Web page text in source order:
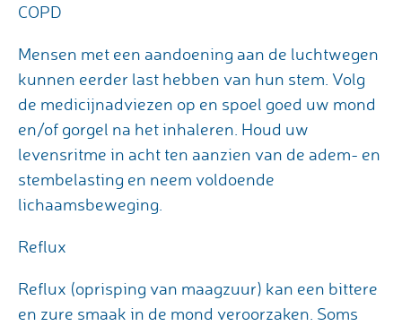
COPD
Mensen met een aandoening aan de luchtwegen
kunnen eerder last hebben van hun stem. Volg
de medicijnadviezen op en spoel goed uw mond
en/of gorgel na het inhaleren. Houd uw
levensritme in acht ten aanzien van de adem- en
stembelasting en neem voldoende
lichaamsbeweging.
Reflux
Reflux (oprisping van maagzuur) kan een bittere
en zure smaak in de mond veroorzaken. Soms